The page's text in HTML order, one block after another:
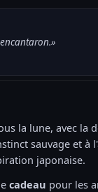
la lune, avec la
sauvage et à
japonaise.
cadeau pour les